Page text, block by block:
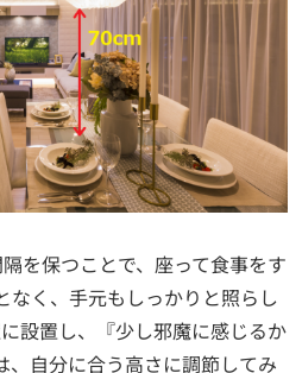
を保つことで、座って食事をす
なく、手元もしっかりと照らし
設置し、『少し邪魔に感じるか
、自分に合う高さに調節してみ